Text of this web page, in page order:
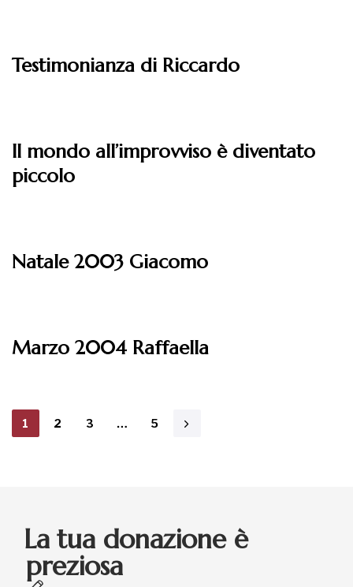
Testimonianza di Riccardo
Il mondo all’improvviso è diventato
piccolo
Natale 2003 Giacomo
Marzo 2004 Raffaella
1 2 3 … 5
La tua donazione è
preziosa